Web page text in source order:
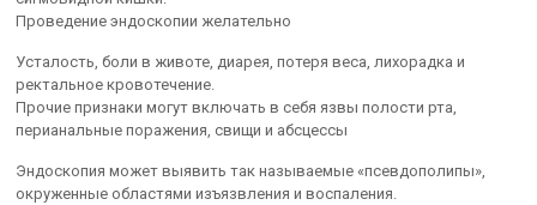
Проведение эндоскопии желательно
Усталость, боли в животе, диарея, потеря веса, лихорадка и
ректальное кровотечение.
Прочие признаки могут включать в себя язвы полости рта,
перианальные поражения, свищи и абсцессы
Эндоскопия может выявить так называемые «псевдополипы»,
окруженные областями изъязвления и воспаления.